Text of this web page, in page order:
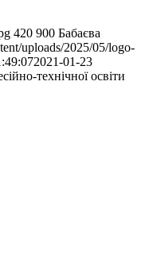
420 900 Бабаєва
uploads/2025/05/logo-
2021-01-23
технічної освіти